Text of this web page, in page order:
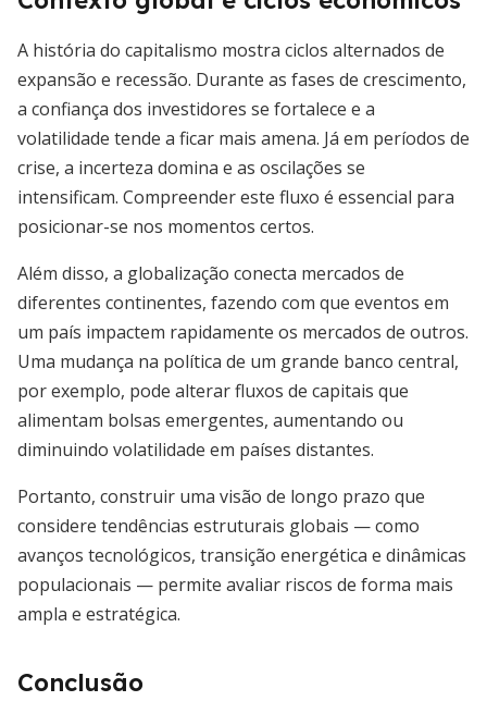
A história do capitalismo mostra ciclos alternados de
expansão e recessão. Durante as fases de crescimento,
a confiança dos investidores se fortalece e a
volatilidade tende a ficar mais amena. Já em períodos de
crise, a incerteza domina e as oscilações se
intensificam. Compreender este fluxo é essencial para
posicionar-se nos momentos certos.
Além disso, a globalização conecta mercados de
diferentes continentes, fazendo com que eventos em
um país impactem rapidamente os mercados de outros.
Uma mudança na política de um grande banco central,
por exemplo, pode alterar fluxos de capitais que
alimentam bolsas emergentes, aumentando ou
diminuindo volatilidade em países distantes.
Portanto, construir uma visão de longo prazo que
considere tendências estruturais globais — como
avanços tecnológicos, transição energética e dinâmicas
populacionais — permite avaliar riscos de forma mais
ampla e estratégica.
Conclusão